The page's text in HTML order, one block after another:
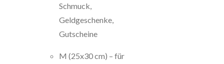
Schmuck,
Geldgeschenke,
Gutscheine
M (25x30 cm) – für